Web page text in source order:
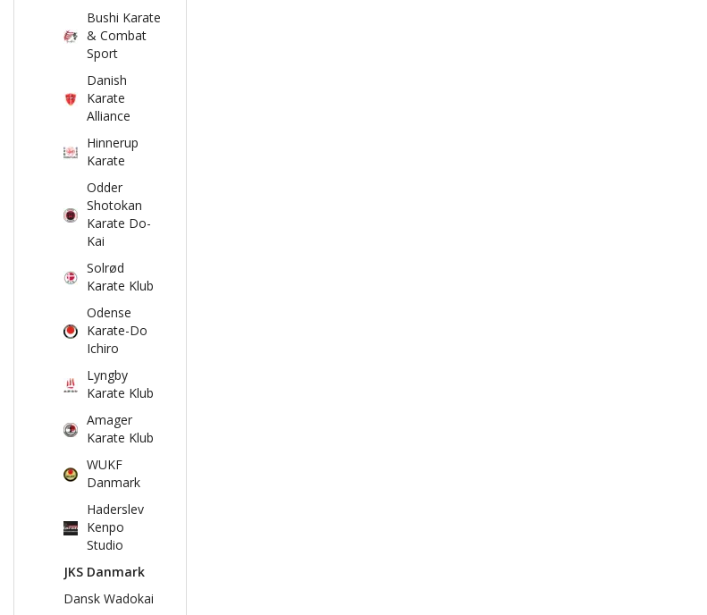
Bushi Karate
& Combat
Sport
Danish
Karate
Alliance
Hinnerup
Karate
Odder
Shotokan
Karate Do-
Kai
Solrød
Karate Klub
Odense
Karate-Do
Ichiro
Lyngby
Karate Klub
Amager
Karate Klub
WUKF
Danmark
Haderslev
Kenpo
Studio
JKS Danmark
Dansk Wadokai